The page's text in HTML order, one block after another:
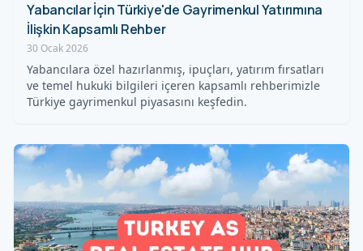
Yabancılar İçin Türkiye'de Gayrimenkul Yatırımına
İlişkin Kapsamlı Rehber
30 Ocak 2026
Yabancılara özel hazırlanmış, ipuçları, yatırım fırsatları
ve temel hukuki bilgileri içeren kapsamlı rehberimizle
Türkiye gayrimenkul piyasasını keşfedin.